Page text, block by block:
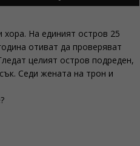
хора. На единият остров 25
отиват да проверяват
целият остров подреден,
Седи жената на трон и